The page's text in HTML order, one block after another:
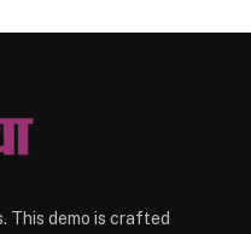
This demo is crafted